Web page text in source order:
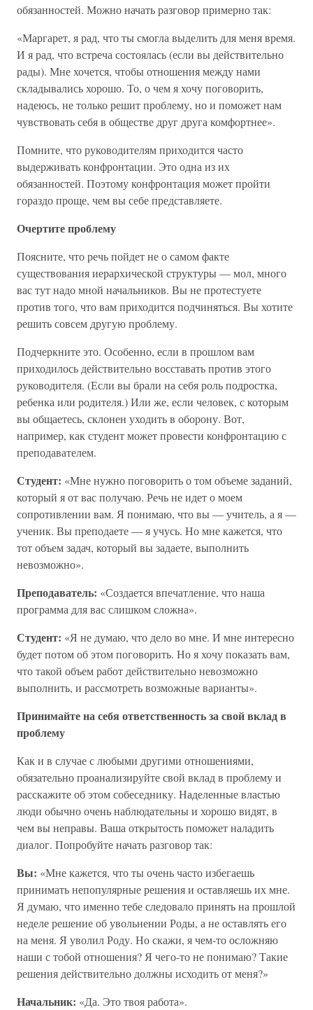
обязанностей. Можно начать разговор примерно так:
«Маргарет, я рад, что ты смогла выделить для меня время.
И я рад, что встреча состоялась (если вы действительно
рады). Мне хочется, чтобы отношения между нами
складывались хорошо. То, о чем я хочу поговорить,
надеюсь, не только решит проблему, но и поможет нам
чувствовать себя в обществе друг друга комфортнее».
Помните, что руководителям приходится часто
выдерживать конфронтации. Это одна из их
обязанностей. Поэтому конфронтация может пройти
гораздо проще, чем вы себе представляете.
Очертите проблему
Поясните, что речь пойдет не о самом факте
существования иерархической структуры — мол, много
вас тут надо мной начальников. Вы не протестуете
против того, что вам приходится подчиняться. Вы хотите
решить совсем другую проблему.
Подчеркните это. Особенно, если в прошлом вам
приходилось действительно восставать против этого
руководителя. (Если вы брали на себя роль подростка,
ребенка или родителя.) Или же, если человек, с которым
вы общаетесь, склонен уходить в оборону. Вот,
например, как студент может провести конфронтацию с
преподавателем.
Студент: «Мне нужно поговорить о том объеме заданий,
который я от вас получаю. Речь не идет о моем
сопротивлении вам. Я понимаю, что вы — учитель, а я —
ученик. Вы преподаете — я учусь. Но мне кажется, что
тот объем задач, который вы задаете, выполнить
невозможно».
Преподаватель: «Создается впечатление, что наша
программа для вас слишком сложна».
Студент: «Я не думаю, что дело во мне. И мне интересно
будет потом об этом поговорить. Но я хочу показать вам,
что такой объем работ действительно невозможно
выполнить, и рассмотреть возможные варианты».
Принимайте на себя ответственность за свой вклад в
проблему
Как и в случае с любыми другими отношениями,
обязательно проанализируйте свой вклад в проблему и
расскажите об этом собеседнику. Наделенные властью
люди обычно очень наблюдательны и хорошо видят, в
чем вы неправы. Ваша открытость поможет наладить
диалог. Попробуйте начать разговор так:
Вы: «Мне кажется, что ты очень часто избегаешь
принимать непопулярные решения и оставляешь их мне.
Я думаю, что именно тебе следовало принять на прошлой
неделе решение об увольнении Роды, а не оставлять его
на меня. Я уволил Роду. Но скажи, я чем-то осложняю
наши с тобой отношения? Я чего-то не понимаю? Такие
решения действительно должны исходить от меня?»
Начальник: «Да. Это твоя работа».